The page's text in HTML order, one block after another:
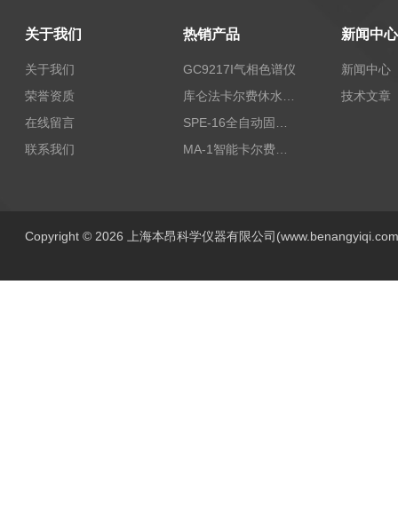
关于我们
关于我们
荣誉资质
在线留言
联系我们
热销产品
GC9217I气相色谱仪
MA-1智能卡尔费休水分测定仪
新闻中心
新闻中心
技术文章
Copyright © 2026 上海本昂科学仪器有限公司